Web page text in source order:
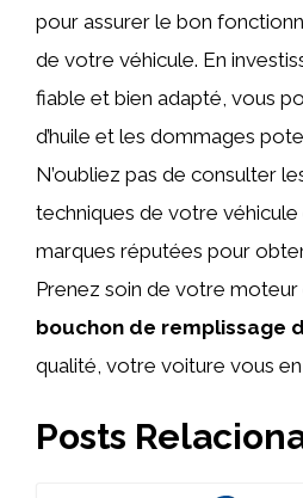
pour assurer le bon
de votre véhicule. En
fiable et bien adapté, vous
d’huile et les dommages
N’oubliez pas de consulter
techniques de votre
marques réputées pour
Prenez soin de votre
bouchon de remplissage
qualité, votre voiture vous
Posts